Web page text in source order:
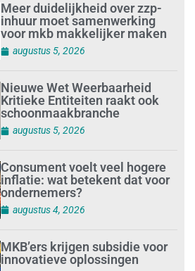
Meer duidelijkheid over zzp-
inhuur moet samenwerking
voor mkb makkelijker maken
augustus 5, 2026
Nieuwe Wet Weerbaarheid
Kritieke Entiteiten raakt ook
schoonmaakbranche
augustus 5, 2026
Consument voelt veel hogere
inflatie: wat betekent dat voor
ondernemers?
augustus 4, 2026
MKB’ers krijgen subsidie voor
innovatieve oplossingen